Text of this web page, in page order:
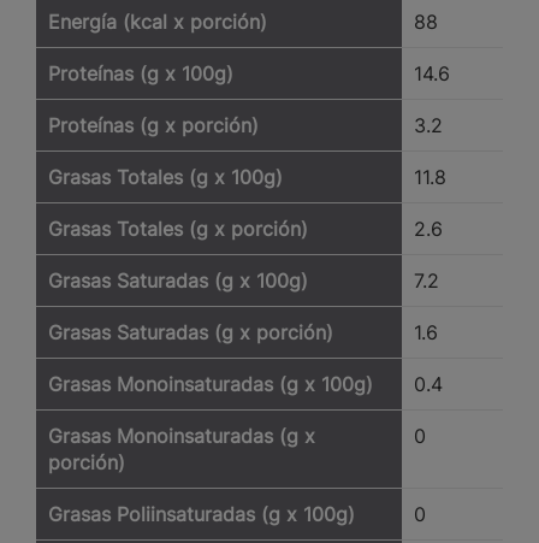
Energía (kcal x porción) 88
Proteínas (g x 100g) 14.6
Proteínas (g x porción) 3.2
Grasas Totales (g x 100g) 11.8
Grasas Totales (g x porción) 2.6
Grasas Saturadas (g x 100g) 7.2
Grasas Saturadas (g x porción) 1.6
Grasas Monoinsaturadas (g x 100g) 0.4
Grasas Monoinsaturadas (g x
porción)
0
Grasas Poliinsaturadas (g x 100g) 0